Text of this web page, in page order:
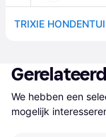
We hebben een
mogelijk